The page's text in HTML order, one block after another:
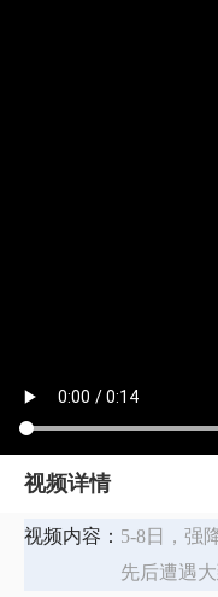
视频详情
视频内容： ​5-8日，强
先后遭遇